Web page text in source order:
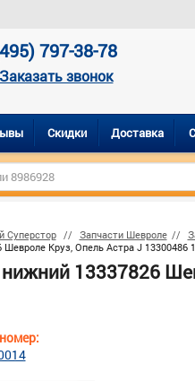
797-38-78
Заказать звонок
Скидки Доставка
Суперстор Запчасти Шевроле
Круз, Опель Астра J 13300486
13337826